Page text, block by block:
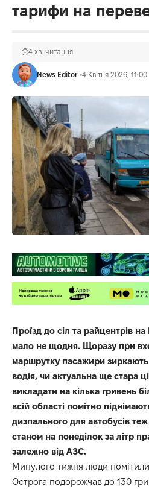
тарифи на
News Editor 4 Квітня 2026, 11:00
4 хв. читання
Проїзд до сіл та райцентрів
мало не щодня. Щоразу при
маршрутку пасажири
водія, чи актуальна ще стара
викладати на кілька гривень
всій області помітно
дизпального для автобусів
станом на понеділок за літр
залежно від АЗС.
Минулого тижня люди
Острога подорожчав до 130